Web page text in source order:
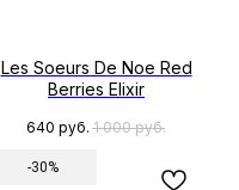
Les Soeurs De Noe Red
Berries Elixir
640 руб. 1 000 руб.
-30%